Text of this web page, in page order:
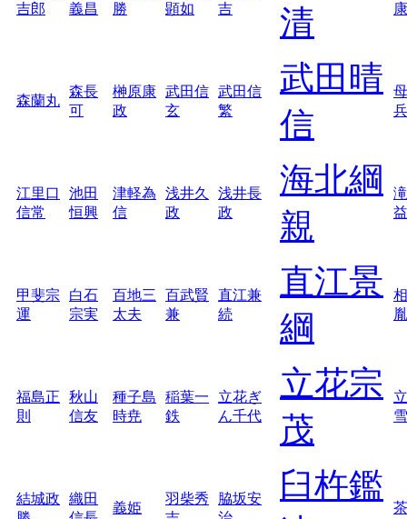
吉郎
義昌
勝
顕如
吉
清
康
森蘭丸
森長
可
榊原康
政
武田信
玄
武田信
繁
武田晴
信
江里口
信常
池田
恒興
津軽為
信
浅井久
政
浅井長
政
海北綱
親
益
甲斐宗
運
白石
宗実
百地三
太夫
百武賢
兼
直江兼
続
直江景
綱
胤
福島正
則
秋山
信友
種子島
時尭
稲葉一
鉄
立花ぎ
ん千代
立花宗
茂
雪
結城政
織田
義姫
羽柴秀
脇坂安
臼杵鑑